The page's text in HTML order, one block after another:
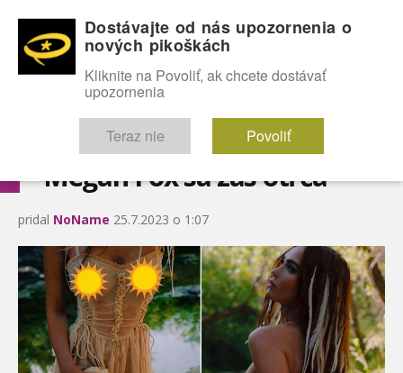
OMG! SEXICE
Megan Fox sa zas otŕča
pridal NoName 25.7.2023 o 1:07
Dostávajte od nás upozornenia o
nových pikoškách
Kliknite na Povoliť, ak chcete dostávať
upozornenia
Teraz nie Povoliť